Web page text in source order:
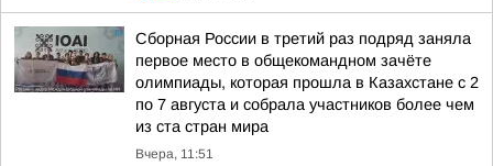
Сборная России в третий раз подряд заняла
первое место в общекомандном зачёте
олимпиады, которая прошла в Казахстане с 2
по 7 августа и собрала участников более чем
из ста стран мира
Вчера, 11:51